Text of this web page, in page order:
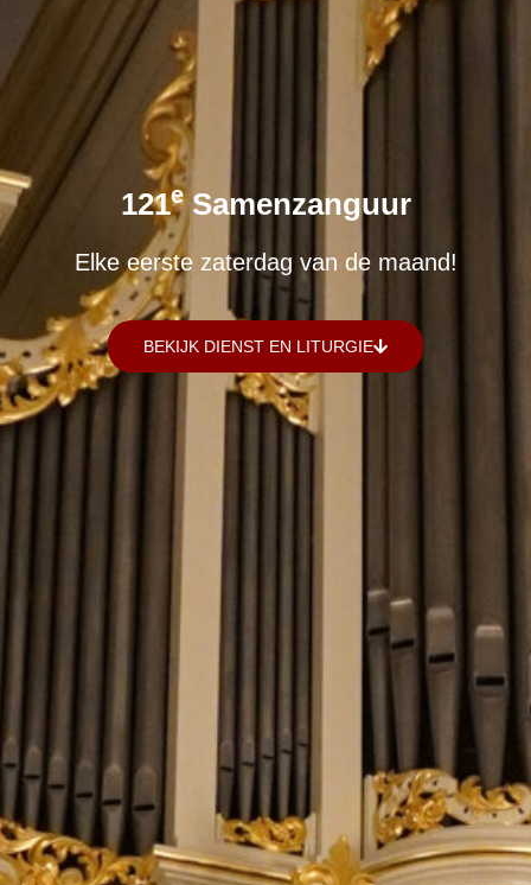
121ESamenzanguur
Elke eerste zaterdag van de maand!
BEKIJK DIENST EN LITURGIE